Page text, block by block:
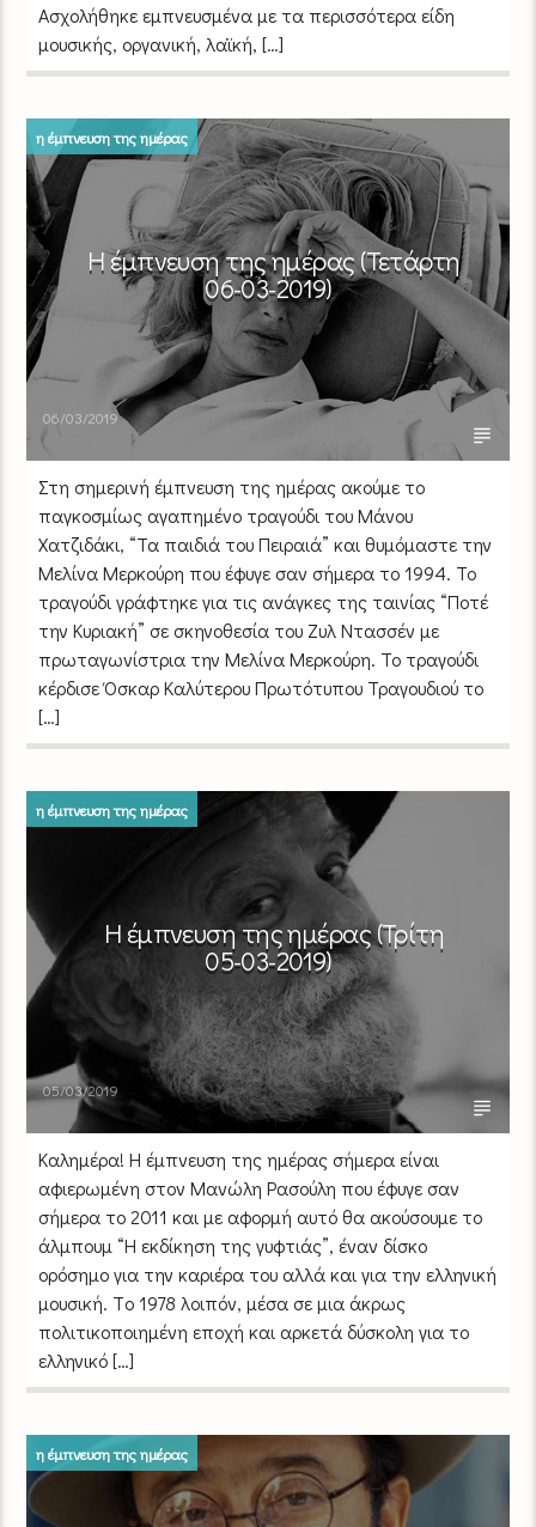
Ασχολήθηκε εμπνευσμένα με τα περισσότερα είδη
μουσικής, οργανική, λαϊκή, […]
η έμπνευση της ημέρας
Η έμπνευση της ημέρας (Τετάρτη
06-03-2019)
06/03/2019
Στη σημερινή έμπνευση της ημέρας ακούμε το
παγκοσμίως αγαπημένο τραγούδι του Μάνου
Χατζιδάκι, “Τα παιδιά του Πειραιά” και θυμόμαστε την
Μελίνα Μερκούρη που έφυγε σαν σήμερα το 1994. Το
τραγούδι γράφτηκε για τις ανάγκες της ταινίας “Ποτέ
την Κυριακή” σε σκηνοθεσία του Ζυλ Ντασσέν με
πρωταγωνίστρια την Μελίνα Μερκούρη. Το τραγούδι
κέρδισε Όσκαρ Καλύτερου Πρωτότυπου Τραγουδιού το
[…]
η έμπνευση της ημέρας
Η έμπνευση της ημέρας (Τρίτη
05-03-2019)
05/03/2019
Καλημέρα! Η έμπνευση της ημέρας σήμερα είναι
αφιερωμένη στoν Μανώλη Ρασούλη που έφυγε σαν
σήμερα το 2011 και με αφορμή αυτό θα ακούσουμε το
άλμπουμ “Η εκδίκηση της γυφτιάς”, έναν δίσκο
ορόσημο για την καριέρα του αλλά και για την ελληνική
μουσική. Tο 1978 λοιπόν, μέσα σε μια άκρως
πολιτικοποιημένη εποχή και αρκετά δύσκολη για το
ελληνικό […]
η έμπνευση της ημέρας